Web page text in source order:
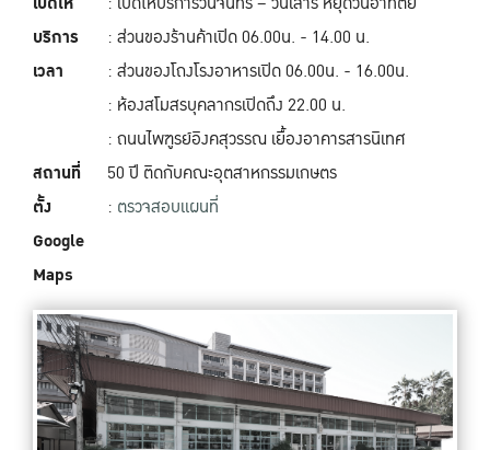
บริการ
เวลา
สถานที่
ตั้ง
Google
Maps
: ส่วนของร้านค้าเปิด 06.00น. - 14.00 น.
: ส่วนของโถงโรงอาหารเปิด 06.00น. - 16.00น.
: ห้องสโมสรบุคลากรเปิดถึง 22.00 น.
: ถนนไพฑูรย์อิงคสุวรรณ เยื้องอาคารสารนิเทศ
50 ปี ติดกับคณะอุตสาหกรรมเกษตร
: ตรวจสอบแผนที่